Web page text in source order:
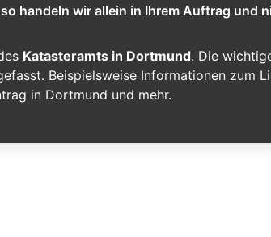
handeln wir allein in Ihrem Auftrag und
Katasteramts in Dortmund. Die
Beispielsweise Informationen zum
in Dortmund und mehr.